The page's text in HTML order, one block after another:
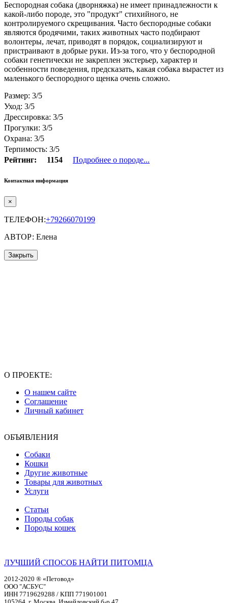
Беспородная собака (дворняжка) не имеет принадлежности к
какой-либо породе, это "продукт" стихийного, не
контролируемого скрещивания. Часто беспородные собаки
являются бродячими, таких животных часто подбирают
волонтеры, лечат, приводят в порядок, социализируют и
пристраивают в добрые руки. Из-за того, что у беспородной
собаки генетически не закреплен экстерьер, характер и
особенности поведения, предсказать, какая собака вырастет из
маленького беспородного щенка очень сложно.
Размер: 3/5
Уход: 3/5
Дрессировка: 3/5
Прогулки: 3/5
Охрана: 3/5
Терпимость: 3/5
Рейтинг:
1154 Подробнее о породе...
Контактная информация
×
ТЕЛЕФОН:+79266070199
АВТОР: Елена
Закрыть
О ПРОЕКТЕ:
О нашем сайте
Соглашение
Личный кабинет
ОБЪЯВЛЕНИЯ
Собаки
Кошки
Другие животные
Товары для животных
Услуги
Статьи
Породы собак
Породы кошек
ЛУЧШИЙ СПОСОБ НАЙТИ ПИТОМЦА
2012-2020 ® «Петовод»
ООО "АСБУС"
ИНН 7719629288 / КПП 771901001